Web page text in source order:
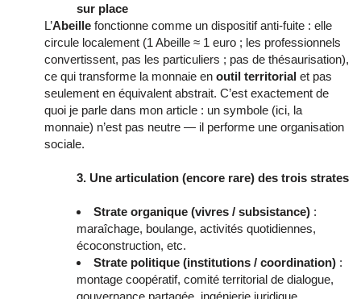
sur place
L’Abeille fonctionne comme un dispositif anti-fuite : elle
circule localement (1 Abeille ≈ 1 euro ; les professionnels
convertissent, pas les particuliers ; pas de thésaurisation),
ce qui transforme la monnaie en outil territorial et pas
seulement en équivalent abstrait. C’est exactement de
quoi je parle dans mon article : un symbole (ici, la
monnaie) n’est pas neutre — il performe une organisation
sociale.
3. Une articulation (encore rare) des trois strates
Strate organique (vivres / subsistance) :
maraîchage, boulange, activités quotidiennes,
écoconstruction, etc.
Strate politique (institutions / coordination) :
montage coopératif, comité territorial de dialogue,
gouvernance partagée, ingénierie juridique.